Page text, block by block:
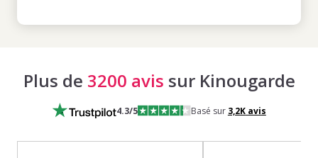
Plus de 3200 avis sur Kinougarde
4.3/5 Basé sur 3,2Kavis